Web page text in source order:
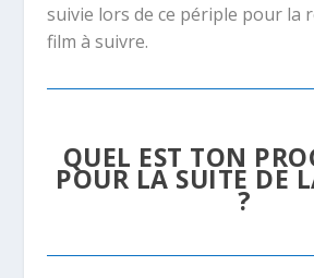
suivie lors de ce périple pour la
film à suivre.
QUEL EST TON
POUR LA SUITE DE
?